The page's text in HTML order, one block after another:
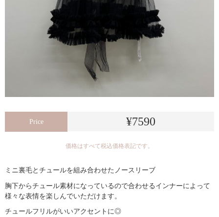
Price ¥7590
価格はすべて税込価格表記です。
ミニ裏毛とチュールを組み合わせたノースリーブ
胸下からチュール素材になっているので合わせるインナーによって
様々な表情を楽しんでいただけます。
チュールフリルがいいアクセントに◎